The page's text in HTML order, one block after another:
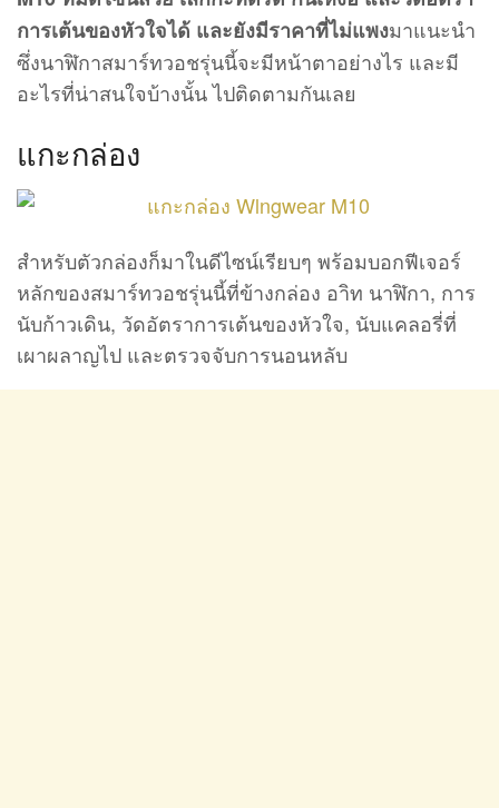
การเต้นของหัวใจได้ และยังมีราคาที่ไม่แพงมาแนะนำ
ซึ่งนาฬิกาสมาร์ทวอชรุ่นนี้จะมีหน้าตาอย่างไร และมี
อะไรที่น่าสนใจบ้างนั้น ไปติดตามกันเลย
แกะกล่อง
สำหรับตัวกล่องก็มาในดีไซน์เรียบๆ พร้อมบอกฟีเจอร์
หลักของสมาร์ทวอชรุ่นนี้ที่ข้างกล่อง อาิท นาฬิกา, การ
นับก้าวเดิน, วัดอัตราการเต้นของหัวใจ, นับแคลอรี่ที่
เผาผลาญไป และตรวจจับการนอนหลับ